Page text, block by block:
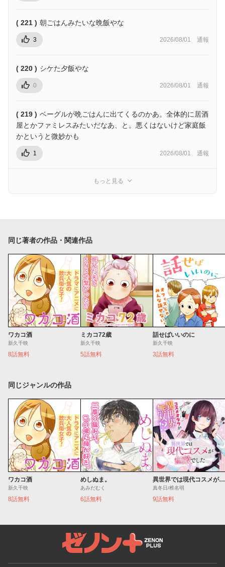
( 221 ) 朝ごはんみたいな晩飯やな
3 2026/08/01 通報
( 220 ) シケた夕飯やな
0 2026/08/01 通報
( 219 ) ベーグルが晩ごはんに出てくるのかあ。全体的に居酒
屋とかファミレスみたいだなあ、と。悪くはないけど家庭飯
かというと微妙かも
1 2026/08/01 通報
もっと見る
同じ著者の作品・関連作品
ワカコ酒
新久千映
8話無料
ミカコ72歳
新久千映
5話無料
話せばいいのに
新久千映
3話無料
同じジャンルの作品
ワカコ酒
新久千映
8話無料
めしぬま。
あみだむく
6話無料
異世界では現代コスメが無敵でした
真冬日/椎名明
9話無料
ゼノンプラス